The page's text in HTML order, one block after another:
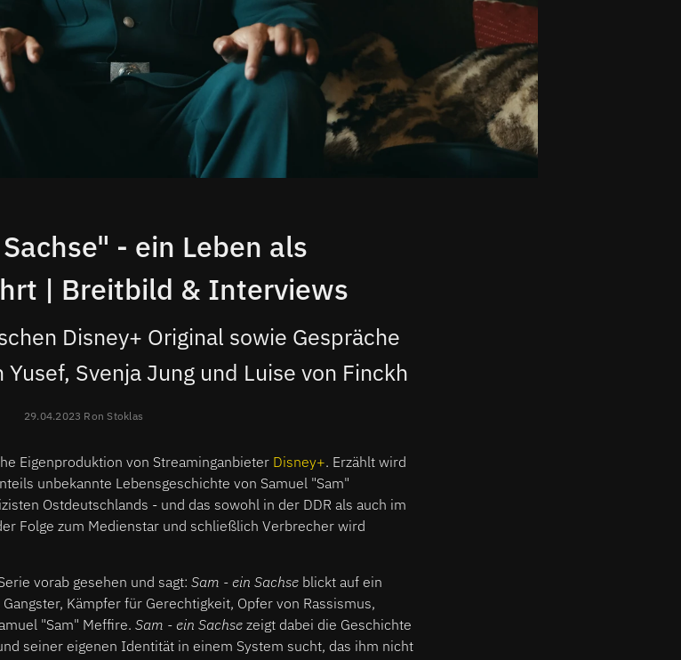
- ein Leben als
| Breitbild & Interviews
Disney+ Original sowie Gespräche
Svenja Jung und Luise von Finckh
29.04.2023 Ron Stoklas
Eigenproduktion von Streaminganbieter Disney+. Erzählt wird
unbekannte Lebensgeschichte von Samuel "Sam"
Ostdeutschlands - und das sowohl in der DDR als auch im
Folge zum Medienstar und schließlich Verbrecher wird
vorab gesehen und sagt: Sam - ein Sachse blickt auf ein
Kämpfer für Gerechtigkeit, Opfer von Rassismus,
"Sam" Meffire. Sam - ein Sachse zeigt dabei die Geschichte
seiner eigenen Identität in einem System sucht, das ihm nicht